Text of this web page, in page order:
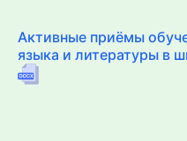
Активные приёмы
языка и литературы в